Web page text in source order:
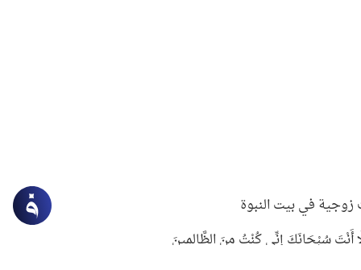
زوجية في بيت النبوة
أَنْتَ سُبْحَانَكَ إِنِّي كُنْتُ مِنَ الظَّالِمِينَ